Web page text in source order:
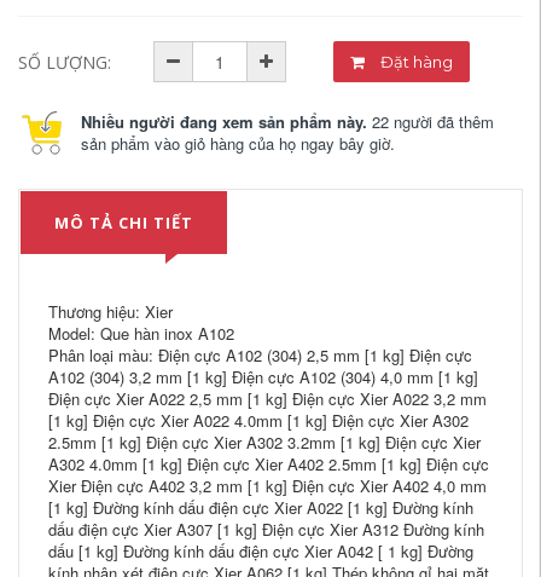
SỐ LƯỢNG: Đặt hàng
Nhiều người đang xem sản phẩm này. 22 người đã thêm
sản phẩm vào giỏ hàng của họ ngay bây giờ.
MÔ TẢ CHI TIẾT
Thương hiệu: Xier
Model: Que hàn inox A102
Phân loại màu: Điện cực A102 (304) 2,5 mm [1 kg] Điện cực
A102 (304) 3,2 mm [1 kg] Điện cực A102 (304) 4,0 mm [1 kg]
Điện cực Xier A022 2,5 mm [1 kg] Điện cực Xier A022 3,2 mm
[1 kg] Điện cực Xier A022 4.0mm [1 kg] Điện cực Xier A302
2.5mm [1 kg] Điện cực Xier A302 3.2mm [1 kg] Điện cực Xier
A302 4.0mm [1 kg] Điện cực Xier A402 2.5mm [1 kg] Điện cực
Xier Điện cực A402 3,2 mm [1 kg] Điện cực Xier A402 4,0 mm
[1 kg] Đường kính dấu điện cực Xier A022 [1 kg] Đường kính
dấu điện cực Xier A307 [1 kg] Điện cực Xier A312 Đường kính
dấu [1 kg] Đường kính dấu điện cực Xier A042 [ 1 kg] Đường